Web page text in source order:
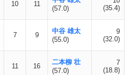
10 11
(57.0)
(35.4)
7 9
中谷 雄太
(55.0)
9
(32.0)
11 16
二本柳 壮
(57.0)
7
(18.8)